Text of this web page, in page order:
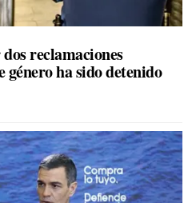
reclamaciones
ha sido detenido